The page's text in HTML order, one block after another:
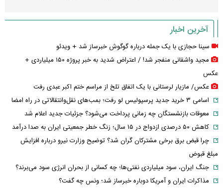
آخرین اخبار
سینا حجازی با یک جمله درباره گوگوش خبرساز شد + ویدئو
مجید واشقانی منفجر شد! / اعتراض شدید به خبر پروژه ۱۵۰ میلیاردی +
عکس
عکس/ مازیار لرستانی با یک اتفاق تلخ از مراسم ختم اکبر عبدی رفت
اسامی ۳ خرید جدید پرسپولیس لو رفت؛ بمب‌های نقل‌وانتقالاتی در راه امضا
معوقات بازنشستگان چه زمانی پرداخت می‌شود؟ جزئیات جدید اعلام شد
کاهش ۵۰ درصدی ازدواج در ۱۵ سال؛ زنگ خطر جمعیتی ایران به صدا درآمد
چرا قبض برق برخی مشترکان گران شد؟ توضیح وزارت نیرو درباره افزایش
مبلغ قبوض
جنگ ایران، سود میلیاردی نفتی‌ها؛ چه کسانی از بحران انرژی سود می‌برند؟
مذاکرات ایران و آمریکا دوباره خبرساز شد؛ ونس چه گفت؟